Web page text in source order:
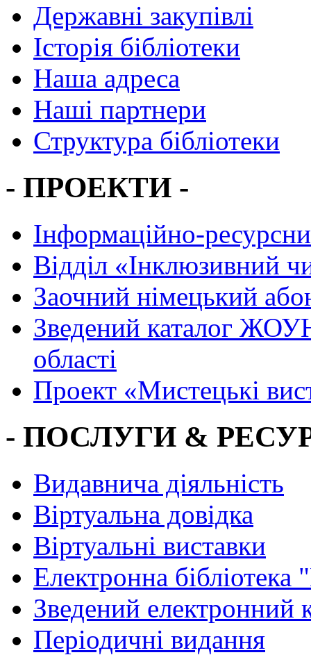
Державні закупівлі
Історія бібліотеки
Наша адреса
Наші партнери
Структура бібліотеки
- ПРОЕКТИ -
Інформаційно-
Вiддiл «Інклюзивний
Заочний німецький
Зведений каталог
області
Проект «Мистецькі
- ПОСЛУГИ &
Видавнича діяльність
Віртуальна довідка
Віртуальні виставки
Електронна
Зведений електронний
Періодичні видання